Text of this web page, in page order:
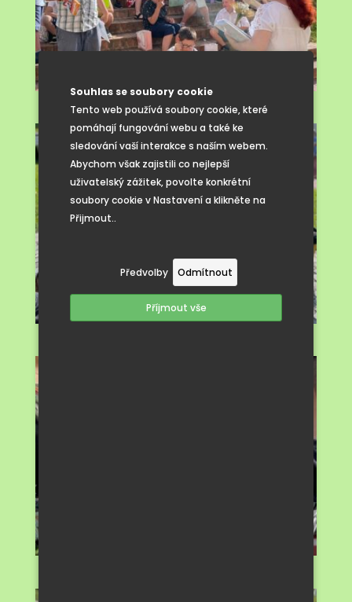
Souhlas se soubory cookie
Tento web používá soubory cookie, které
pomáhají fungování webu a také ke
sledování vaší interakce s naším webem.
Abychom však zajistili co nejlepší
uživatelský zážitek, povolte konkrétní
soubory cookie v Nastavení a klikněte na
Přijmout..
Předvolby Odmítnout
Příjmout vše